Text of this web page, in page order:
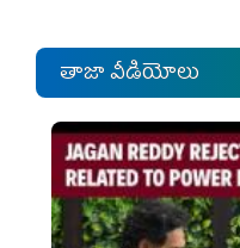
తాజా వీడియోలు